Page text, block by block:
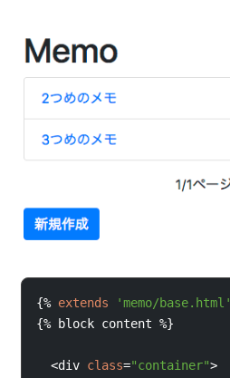
{% extends 'memo/base.html'
{%
block content %}
<div class="container">